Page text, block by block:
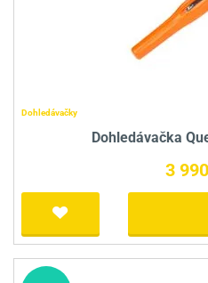
Dohledávačky
Dohledávačka
3